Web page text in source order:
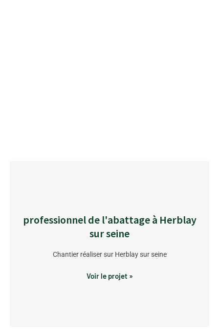
professionnel de l'abattage à Herblay
sur seine
Chantier réaliser sur Herblay sur seine
Voir le projet »